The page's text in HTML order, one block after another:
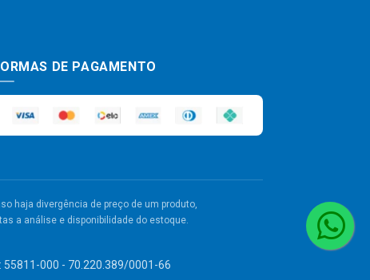
DE PAGAMENTO
haja divergência de preço de um produto,
a análise e disponibilidade do estoque.
55811-000 - 70.220.389/0001-66